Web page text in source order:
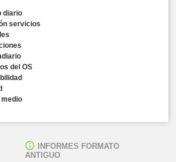
diario
servicios
del OS
INFORMES FORMATO
ANTIGUO